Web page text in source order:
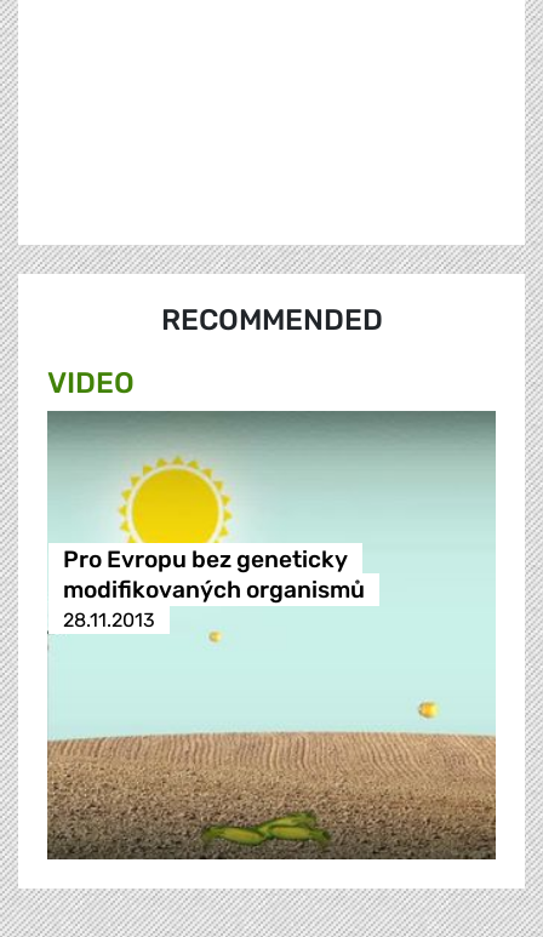
RECOMMENDED
VIDEO
Pro Evropu bez geneticky
modifikovaných organismů
28.11.2013